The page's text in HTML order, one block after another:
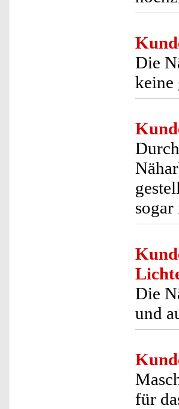
Die
keine
Die
und
für